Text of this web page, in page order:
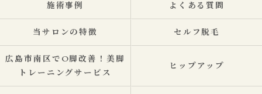
施術事例 よくある質問
当サロンの特徴 セルフ脱毛
広島市南区でO脚改善！美脚
トレーニングサービス
ヒップアップ